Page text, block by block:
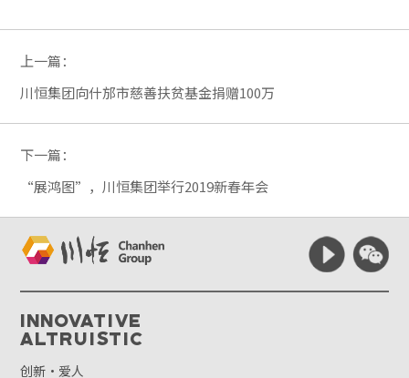
上一篇：
川恒集团向什邡市慈善扶贫基金捐赠100万
下一篇：
“展鸿图”，川恒集团举行2019新春年会
Innovative
Altruistic
创新·爱人